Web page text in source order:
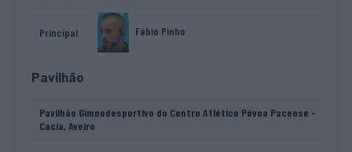
Principal Fábio Pinho
Pavilhão
Pavilhão Gimnodesportivo do Centro Atlético Póvoa Pacense -
Cacia, Aveiro